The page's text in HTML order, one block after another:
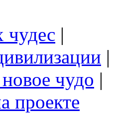
чудес |
|
чудо |
проекте